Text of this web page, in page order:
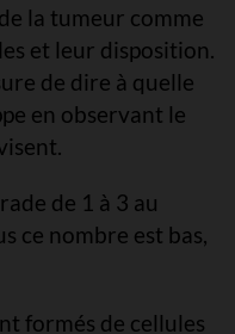
la tumeur comme
et leur disposition.
de dire à quelle
en observant le
de 1 à 3 au
ce nombre est bas,
formés de cellules